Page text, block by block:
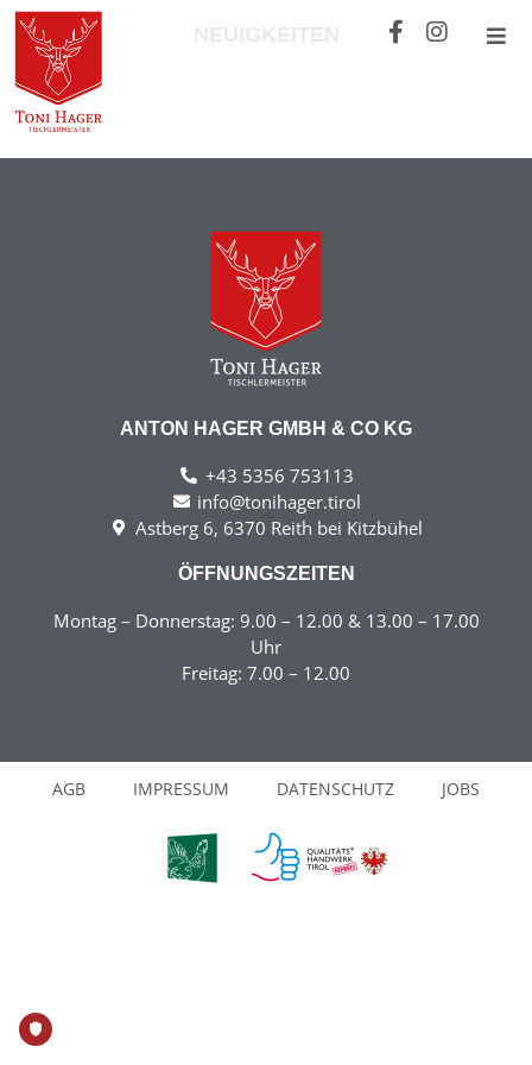
ANTON HAGER GMBH & CO KG
+43 5356 753113
info@tonihager.tirol
Astberg 6, 6370 Reith bei Kitzbühel
ÖFFNUNGSZEITEN
Montag – Donnerstag: 9.00 – 12.00 & 13.00 – 17.00
Uhr
Freitag: 7.00 – 12.00
AGB IMPRESSUM DATENSCHUTZ JOBS